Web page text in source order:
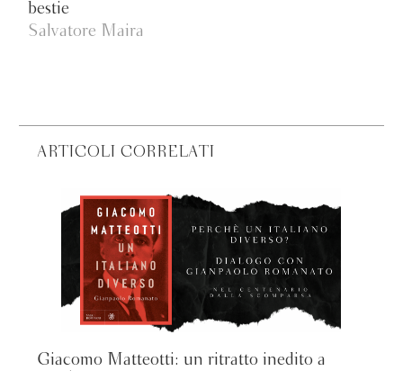
bestie
Salvatore Maira
ARTICOLI CORRELATI
Giacomo Matteotti: un ritratto inedito a